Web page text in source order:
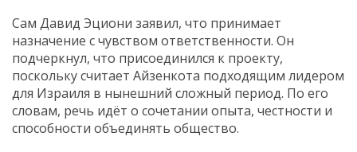
Сам Давид Эциони заявил, что принимает
назначение с чувством ответственности. Он
подчеркнул, что присоединился к проекту,
поскольку считает Айзенкота подходящим лидером
для Израиля в нынешний сложный период. По его
словам, речь идёт о сочетании опыта, честности и
способности объединять общество.